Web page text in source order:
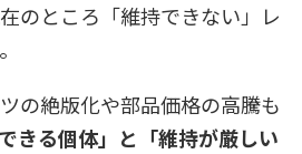
のところ「維持できない」レ
の絶版化や部品価格の高騰も
できる個体」と「維持が厳しい